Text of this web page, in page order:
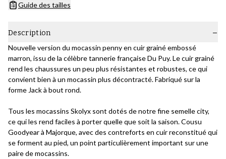
Guide des tailles
Description
Nouvelle version du mocassin penny en cuir grainé embossé
marron, issu de la célèbre tannerie française Du Puy. Le cuir grainé
rend les chaussures un peu plus résistantes et robustes, ce qui
convient bien à un mocassin plus décontracté. Fabriqué sur la
forme Jack à bout rond.
Tous les mocassins Skolyx sont dotés de notre fine semelle city,
ce qui les rend faciles à porter quelle que soit la saison. Cousu
Goodyear à Majorque, avec des contreforts en cuir reconstitué qui
se forment au pied, un point particulièrement important sur une
paire de mocassins.